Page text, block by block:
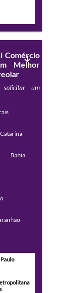
Comércio
Melhor
um
Bahia